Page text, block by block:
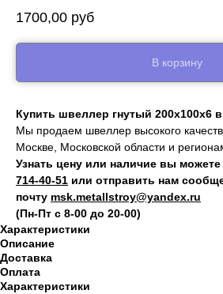
1700,00 руб
В корзину
Купить швеллер гнутый 200x100x6
Мы продаем швеллер высокого
Москве, Московской области и
Узнать цену или наличие вы
714‑40-51 или отправить нам
почту msk.metallstroy@yandex.ru
(Пн-Пт с 8-00 до 20-00)
Характеристики
Описание
Доставка
Оплата
Характеристики